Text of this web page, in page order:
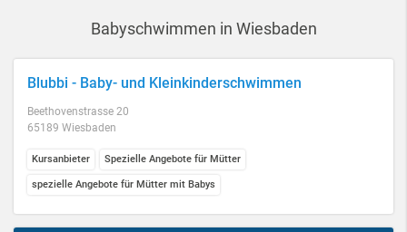
Babyschwimmen in Wiesbaden
Blubbi - Baby- und Kleinkinderschwimmen
Beethovenstrasse 20
65189 Wiesbaden
Kursanbieter Spezielle Angebote für Mütter
spezielle Angebote für Mütter mit Babys